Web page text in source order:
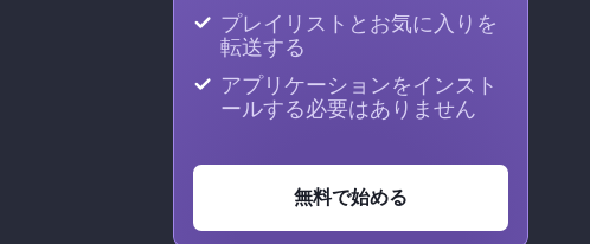
プレイリストとお気に入りを
転送する
アプリケーションをインスト
ールする必要はありません
無料で始める